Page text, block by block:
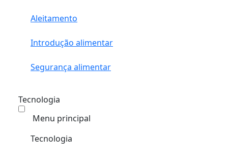
Aleitamento
Introdução alimentar
Segurança alimentar
Tecnologia
Menu principal
Tecnologia